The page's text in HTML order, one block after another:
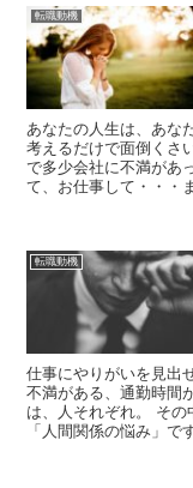
転職動機
あなたの人生は、あな
考えるだけで面倒くさ
で多少会社に不満があ
て、お仕事して・・・
転職動機
仕事にやりがいを見出
不満がある、通勤時
は、人それぞれ。 そ
「人間関係の悩み」で